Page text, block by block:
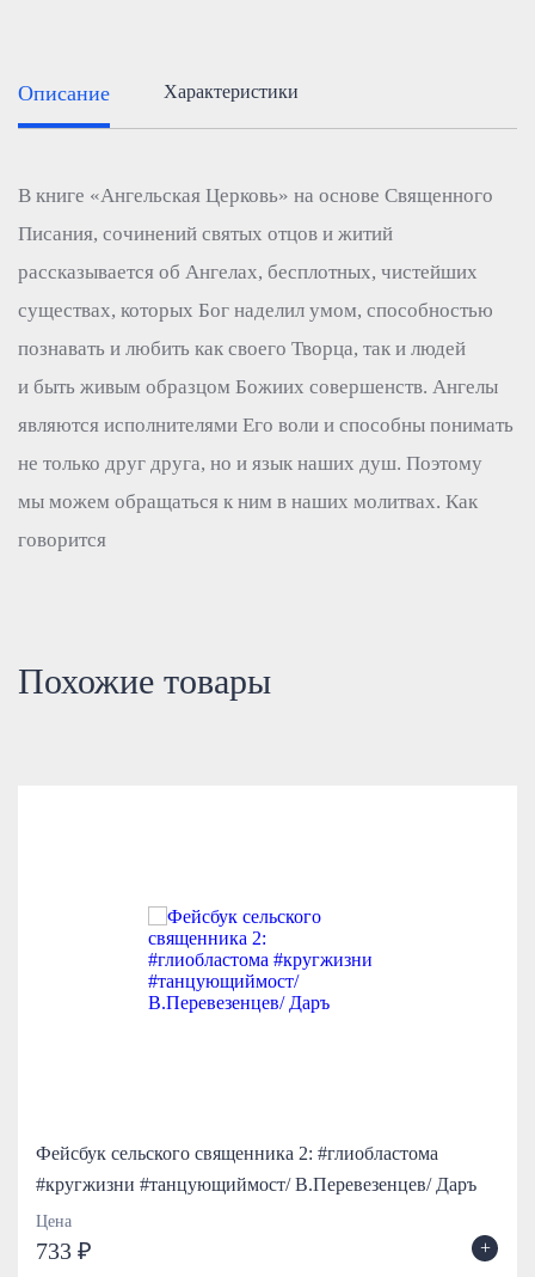
Описание Характеристики
В книге «Ангельская Церковь» на основе Священного
Писания, сочинений святых отцов и житий
рассказывается об Ангелах, бесплотных, чистейших
существах, которых Бог наделил умом, способностью
познавать и любить как своего Творца, так и людей
и быть живым образцом Божиих совершенств. Ангелы
являются исполнителями Его воли и способны понимать
не только друг друга, но и язык наших душ. Поэтому
мы можем обращаться к ним в наших молитвах. Как
говорится
Похожие товары
Фейсбук сельского священника 2: #глиобластома
#кругжизни #танцующиймост/ В.Перевезенцев/ Даръ
Цена
733 ₽ +